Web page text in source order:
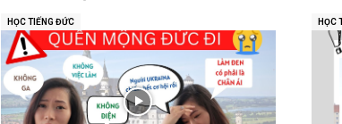
HỌC TIẾNG ĐỨC HỌC